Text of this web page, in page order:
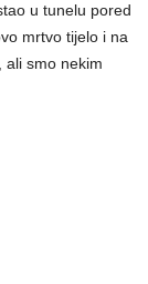
u tunelu pored
mrtvo tijelo i na
ali smo nekim